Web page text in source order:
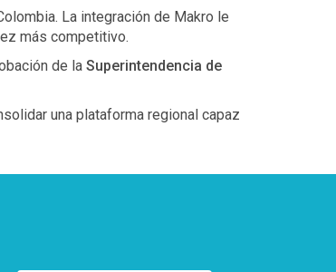
La integración de Makro le
más competitivo.
de la Superintendencia de
una plataforma regional capaz